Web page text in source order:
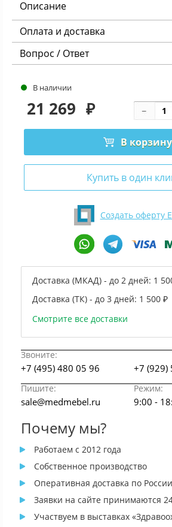
Описание
Оплата и доставка
Вопрос / Ответ
В наличии
21 269 ₽
В корзину
Купить в один
Создать оферту
Доставка (МКАД) - до 2 дней: 1
Доставка (ТК) - до 3 дней: 1 500 ₽
Смотрите все доставки
Звоните:
+7 (495) 480 05 96 +7 (929)
Пишите: Режим:
sale@medmebel.ru 9:00 -
Почему мы?
Работаем с 2012 года
Собственное производство
Оперативная доставка по России
Заявки на сайте принимаются
Участвуем в выставках